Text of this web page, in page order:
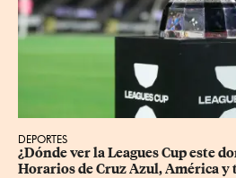
DEPORTES
¿Dónde ver la Leagues Cup este
Horarios de Cruz Azul, América y